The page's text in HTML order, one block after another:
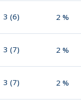
3 (6) 2 %
3 (7) 2 %
3 (7) 2 %